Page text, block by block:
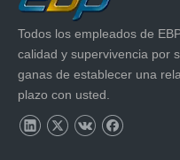
Todos los empleados de
calidad y supervivencia por
ganas de establecer una
plazo con usted.